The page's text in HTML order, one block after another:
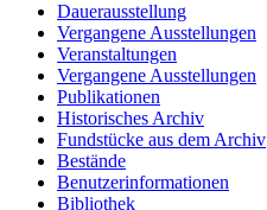
Dauerausstellung
Vergangene Ausstellungen
Veranstaltungen
Vergangene Ausstellungen
Publikationen
Historisches Archiv
Fundstücke aus dem Archiv
Bestände
Benutzerinformationen
Bibliothek